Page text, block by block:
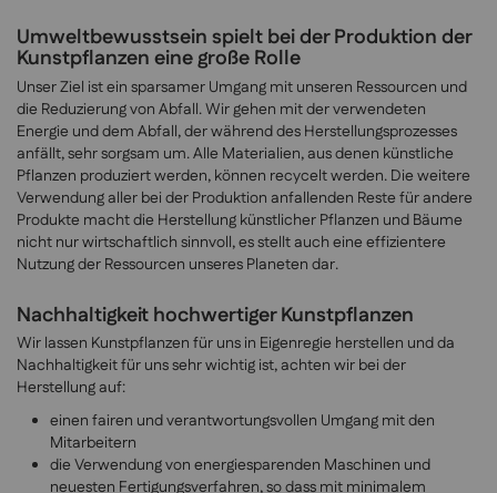
Umweltbewusstsein spielt bei der Produktion der
Kunstpflanzen eine große Rolle
Unser Ziel ist ein sparsamer Umgang mit unseren Ressourcen und
die Reduzierung von Abfall. Wir gehen mit der verwendeten
Energie und dem Abfall, der während des Herstellungsprozesses
anfällt, sehr sorgsam um. Alle Materialien, aus denen künstliche
Pflanzen produziert werden, können recycelt werden. Die weitere
Verwendung aller bei der Produktion anfallenden Reste für andere
Produkte macht die Herstellung künstlicher Pflanzen und Bäume
nicht nur wirtschaftlich sinnvoll, es stellt auch eine effizientere
Nutzung der Ressourcen unseres Planeten dar.
Nachhaltigkeit hochwertiger Kunstpflanzen
Wir lassen Kunstpflanzen für uns in Eigenregie herstellen und da
Nachhaltigkeit für uns sehr wichtig ist, achten wir bei der
Herstellung auf:
einen fairen und verantwortungsvollen Umgang mit den
Mitarbeitern
die Verwendung von energiesparenden Maschinen und
neuesten Fertigungsverfahren, so dass mit minimalem